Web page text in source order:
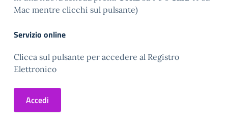
Mac mentre clicchi sul pulsante)
Servizio online
Clicca sul pulsante per accedere al Registro
Elettronico
Accedi